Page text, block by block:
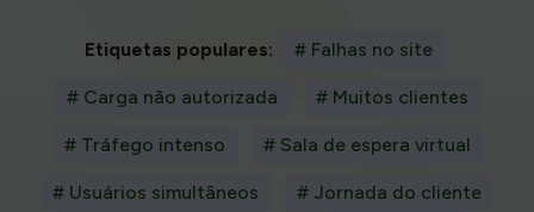
Etiquetas populares: # Falhas no site
# Carga não autorizada # Muitos clientes
# Tráfego intenso # Sala de espera virtual
# Usuários simultâneos
# Jornada do cliente